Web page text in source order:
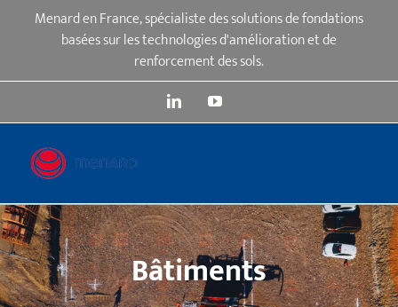
PasserMenard en France, spécialiste des solutions de fondations
basées sur les technologies d'amélioration et de
renforcement des sols.
LinkedInYouTube
Bâtiments